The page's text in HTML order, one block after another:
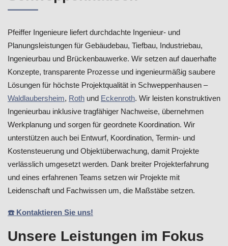
Pfeiffer Ingenieure liefert durchdachte Ingenieur- und
Planungsleistungen für Gebäudebau, Tiefbau, Industriebau,
Ingenieurbau und Brückenbauwerke. Wir setzen auf dauerhafte
Konzepte, transparente Prozesse und ingenieurmäßig saubere
Lösungen für höchste Projektqualität in Schweppenhausen –
Waldlaubersheim, Roth und Eckenroth. Wir leisten konstruktiven
Ingenieurbau inklusive tragfähiger Nachweise, übernehmen
Werkplanung und sorgen für geordnete Koordination. Wir
unterstützen auch bei Entwurf, Koordination, Termin- und
Kostensteuerung und Objektüberwachung, damit Projekte
verlässlich umgesetzt werden. Dank breiter Projekterfahrung
und eines erfahrenen Teams setzen wir Projekte mit
Leidenschaft und Fachwissen um, die Maßstäbe setzen.
☎️ Kontaktieren Sie uns!
Unsere Leistungen im Fokus